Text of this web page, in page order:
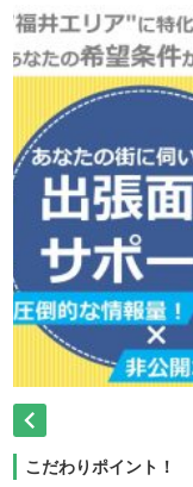

こだわりポイント！